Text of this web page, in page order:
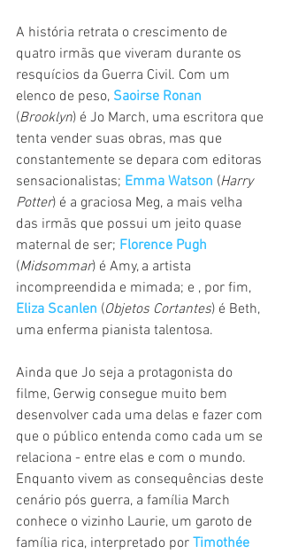
A história retrata o crescimento de
quatro irmãs que viveram durante os
resquícios da Guerra Civil. Com um
elenco de peso, Saoirse Ronan
(Brooklyn) é Jo March, uma escritora que
tenta vender suas obras, mas que
constantemente se depara com editoras
sensacionalistas; Emma Watson (Harry
Potter) é a graciosa Meg, a mais velha
das irmãs que possui um jeito quase
maternal de ser; Florence Pugh
(Midsommar) é Amy, a artista
incompreendida e mimada; e , por fim,
Eliza Scanlen (Objetos Cortantes) é Beth,
uma enferma pianista talentosa.
Ainda que Jo seja a protagonista do
filme, Gerwig consegue muito bem
desenvolver cada uma delas e fazer com
que o público entenda como cada um se
relaciona - entre elas e com o mundo.
Enquanto vivem as consequências deste
cenário pós guerra, a família March
conhece o vizinho Laurie, um garoto de
família rica, interpretado por Timothée